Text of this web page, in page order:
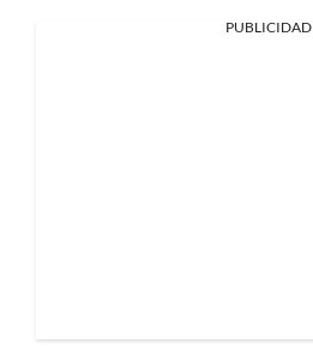
PUBLICIDAD